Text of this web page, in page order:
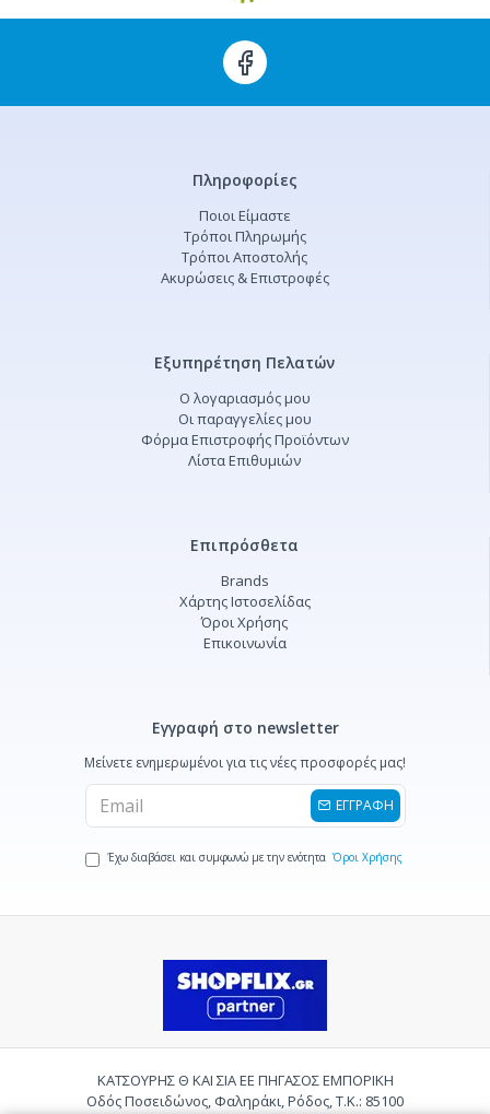
Πληροφορίες
Ποιοι Είμαστε
Τρόποι Πληρωμής
Τρόποι Αποστολής
Ακυρώσεις & Επιστροφές
Εξυπηρέτηση Πελατών
Ο λογαριασμός μου
Οι παραγγελίες μου
Φόρμα Επιστροφής Προϊόντων
Λίστα Επιθυμιών
Επιπρόσθετα
Brands
Χάρτης Ιστοσελίδας
Όροι Χρήσης
Επικοινωνία
Εγγραφή στο newsletter
Μείνετε ενημερωμένοι για τις νέες προσφορές μας!
ΕΓΓΡΑΦΗ
Έχω διαβάσει και συμφωνώ με την ενότητα Όροι Χρήσης
ΚΑΤΣΟΥΡΗΣ Θ ΚΑΙ ΣΙΑ ΕΕ ΠΗΓΑΣΟΣ ΕΜΠΟΡΙΚΗ
Οδός Ποσειδώνος, Φαληράκι, Ρόδος, Τ.Κ.: 85100